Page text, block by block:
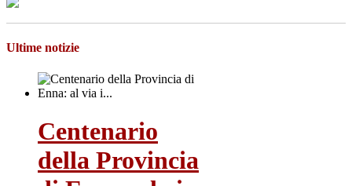
Ultime notizie
Centenario
della Provincia